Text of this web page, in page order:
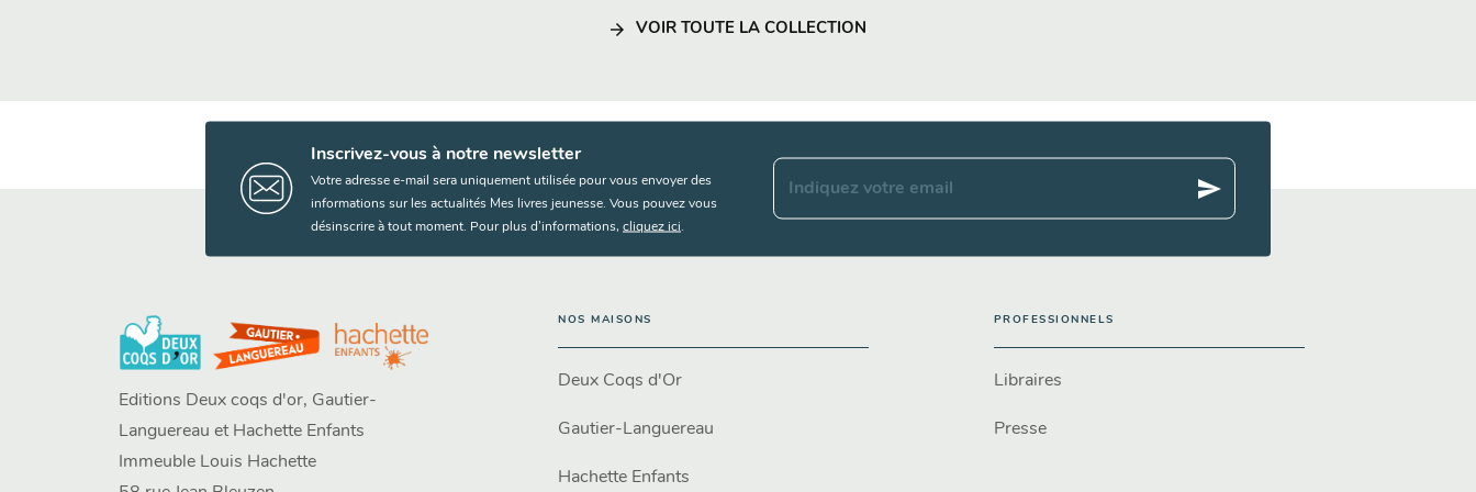
arrow_forward VOIR TOUTE LA COLLECTION
Inscrivez-vous à notre newsletter
Votre adresse e-mail sera uniquement utilisée pour vous envoyer des
informations sur les actualités Mes livres jeunesse. Vous pouvez vous
désinscrire à tout moment. Pour plus d’informations, cliquez ici.
Indiquez votre email send
Editions Deux coqs d'or, Gautier-
Languereau et Hachette Enfants
Immeuble Louis Hachette
NOS MAISONS
Deux Coqs d'Or
Gautier-Languereau
Hachette Enfants
PROFESSIONNELS
Libraires
Presse